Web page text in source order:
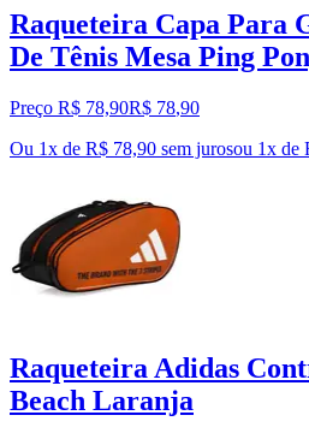
Raqueteira Capa Para
De Tênis Mesa Ping
Preço R$ 78,90R$ 78,90
Ou 1x de R$ 78,90 sem jurosou 1x de
Raqueteira Adidas
Beach Laranja